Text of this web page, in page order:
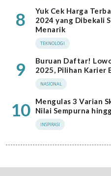
8
Yuk Cek Harga
2024 yang Dibekali
Menarik
TEKNOLOGI
9
Buruan Daftar!
2025, Pilihan Karier
NASIONAL
10
Mengulas 3 Varian
Nilai Sempurna
INSPIRASI